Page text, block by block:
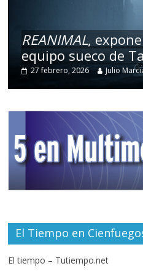
REANIMAL,
equipo sueco de
27 febrero, 2026 Julio
El Tiempo en
El tiempo – Tutiempo.net